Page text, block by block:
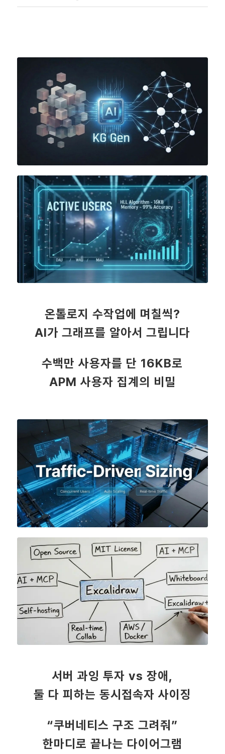
온톨로지 수작업에 며칠씩?
AI가 그래프를 알아서 그립니다
수백만 사용자를 단 16KB로
APM 사용자 집계의 비밀
서버 과잉 투자 vs 장애,
둘 다 피하는 동시접속자 사이징
“쿠버네티스 구조 그려줘”
한마디로 끝나는 다이어그램